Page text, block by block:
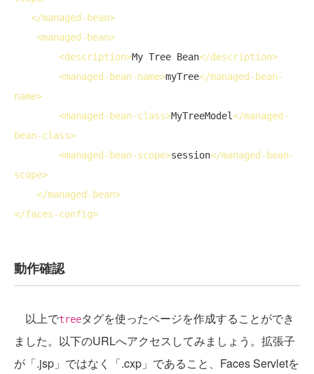
</managed-bean>
<managed-bean>
<description>My Tree Bean</description>
<managed-bean-name>myTree</managed-bean-
name>
<managed-bean-class>MyTreeModel</managed-
bean-class>
<managed-bean-scope>session</managed-bean-
scope>
</managed-bean>
</faces-config>
動作確認
以上でtreeタグを使ったページを作成することができ
ました。以下のURLへアクセスしてみましょう。拡張子
が「.jsp」ではなく「.cxp」であること、Faces Servletを